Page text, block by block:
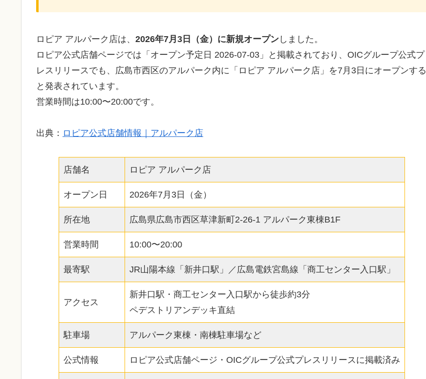
ロピア アルパーク店は、 2026年7月3日（金）に新規オープン しました。
ロピア公式店舗ページでは「オープン予定日 2026-07-03」と掲載されており、OICグループ公式プ
レスリリースでも、広島市西区のアルパーク内に「ロピア アルパーク店」を7月3日にオープンする
と発表されています。
営業時間は10:00〜20:00です。
出典： ロピア公式店舗情報｜アルパーク店
店舗名 ロピア アルパーク店
オープン日 2026年7月3日（金）
所在地 広島県広島市西区草津新町2-26-1 アルパーク東棟B1F
営業時間 10:00〜20:00
最寄駅 JR山陽本線「新井口駅」／広島電鉄宮島線「商工センター入口駅」
アクセス
新井口駅・商工センター入口駅から徒歩約3分
ペデストリアンデッキ直結
駐車場 アルパーク東棟・南棟駐車場など
公式情報 ロピア公式店舗ページ・OICグループ公式プレスリリースに掲載済み